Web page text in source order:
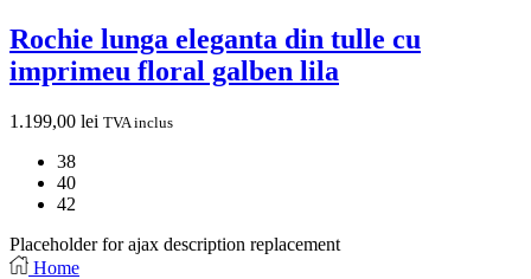
Rochie lunga eleganta din tulle cu
imprimeu floral galben lila
1.199,00 lei TVA inclus
38
40
42
Placeholder for ajax description replacement
Home